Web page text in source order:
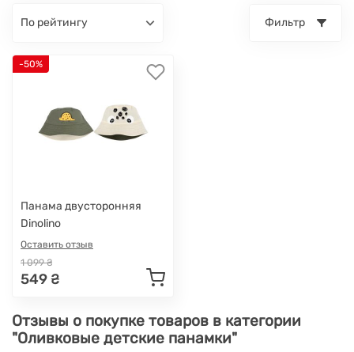
по рейтингу Фильтр
-50%
Панама двусторонняя
Dinolino
Оставить отзыв
1 099 ₴
549 ₴
Отзывы о покупке товаров в категории
"Оливковые детские панамки"